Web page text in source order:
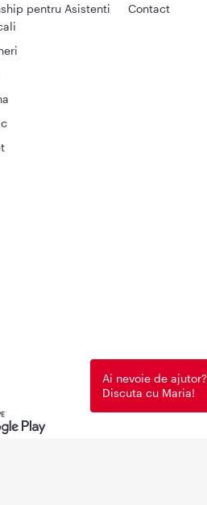
Contact
pentru Asistenti
Ai nevoie de ajutor?
Discuta cu Maria!